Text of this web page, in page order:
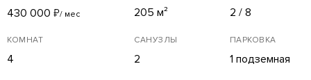
430 000 ₽/ мес 205 м² 2 / 8
КОМНАТ
4
САНУЗЛЫ
2
ПАРКОВКА
1 подземная